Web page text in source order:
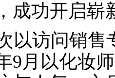
成功开启崭
以访问销售
9月以化妆